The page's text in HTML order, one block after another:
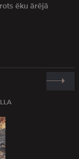
ēku ārējā